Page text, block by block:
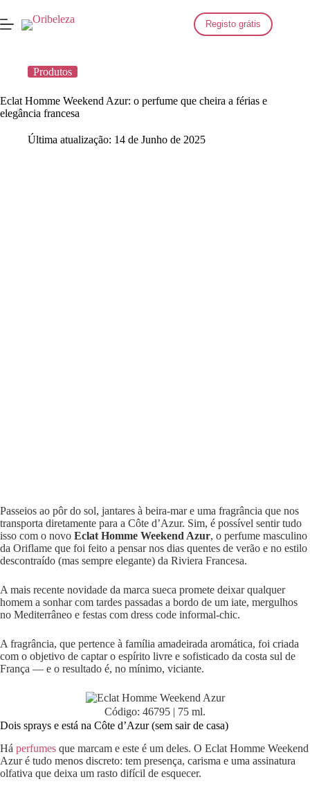
para
o
Registo grátis
Produtos
Eclat Homme Weekend Azur: o perfume que cheira a férias e
elegância francesa
Última atualização: 14 de Junho de 2025
Passeios ao pôr do sol, jantares à beira-mar e uma fragrância que nos
transporta diretamente para a Côte d’Azur. Sim, é possível sentir tudo
isso com o novo Eclat Homme Weekend Azur, o perfume masculino
da Oriflame que foi feito a pensar nos dias quentes de verão e no estilo
descontraído (mas sempre elegante) da Riviera Francesa.
A mais recente novidade da marca sueca promete deixar qualquer
homem a sonhar com tardes passadas a bordo de um iate, mergulhos
no Mediterrâneo e festas com dress code informal-chic.
A fragrância, que pertence à família amadeirada aromática, foi criada
com o objetivo de captar o espírito livre e sofisticado da costa sul de
França — e o resultado é, no mínimo, viciante.
Código: 46795 | 75 ml.
Dois sprays e está na Côte d’Azur (sem sair de casa)
Há perfumes que marcam e este é um deles. O Eclat Homme Weekend
Azur é tudo menos discreto: tem presença, carisma e uma assinatura
olfativa que deixa um rasto difícil de esquecer.